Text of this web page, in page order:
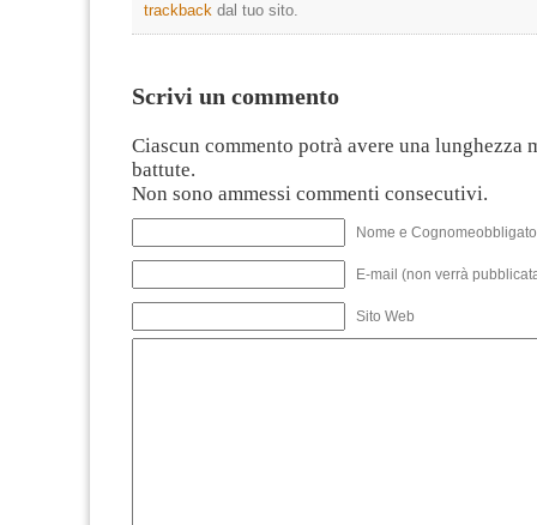
trackback dal tuo sito.
Scrivi un commento
Ciascun commento potrà avere una lunghezza
battute.
Non sono ammessi commenti consecutivi.
Nome e
E-mail (non verrà
Sito Web